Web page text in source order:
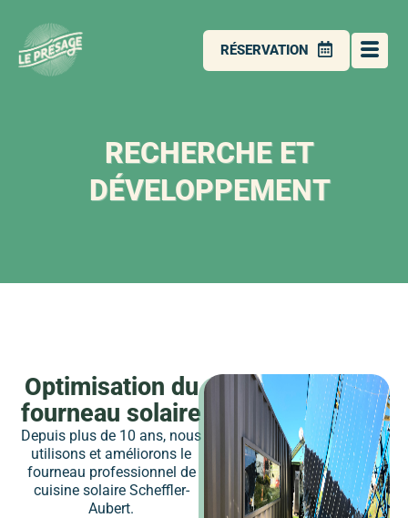
RÉSERVATION
RECHERCHE ET
DÉVELOPPEMENT
Optimisation du
fourneau solaire
Depuis plus de 10 ans, nous
utilisons et améliorons le
fourneau professionnel de
cuisine solaire Scheffler-
Aubert.